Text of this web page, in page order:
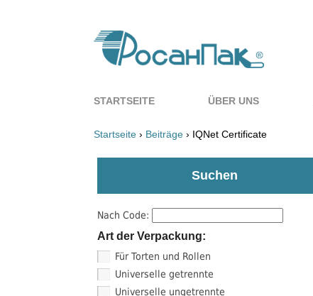
STARTSEITE ÜBER UNS
Startseite › Beiträge › IQNet Certificate
Suchen
Nach Code:
Art der Verpackung:
Für Torten und Rollen
Universelle getrennte
Universelle ungetrennte